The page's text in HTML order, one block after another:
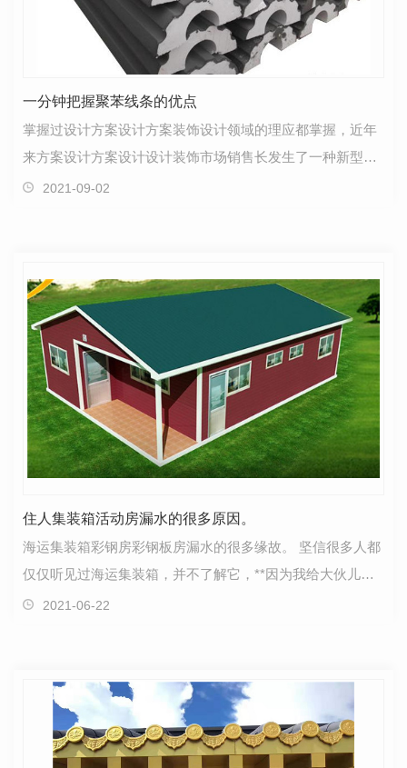
一分钟把握聚苯线条的优点
掌握过设计方案设计方案装饰设计领域的理应都掌握，近年
来方案设计方案设计设计装饰市场销售长发生了一种新型的
装饰线&mdash;密度高的高压聚乙烯线框，因起诸…
2021-09-02
住人集装箱活动房漏水的很多原因。
海运集装箱彩钢房彩钢板房漏水的很多缘故。 坚信很多人都
仅仅听见过海运集装箱，并不了解它，**因为我给大伙儿解
2021-06-22